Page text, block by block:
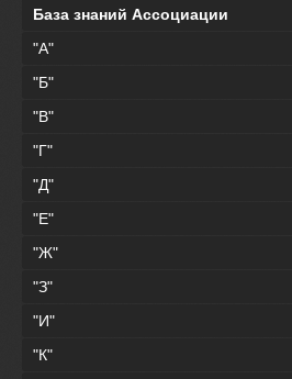
База знаний Ассоциации
"А"
"Б"
"В"
"Г"
"Д"
"Е"
"Ж"
"З"
"И"
"К"